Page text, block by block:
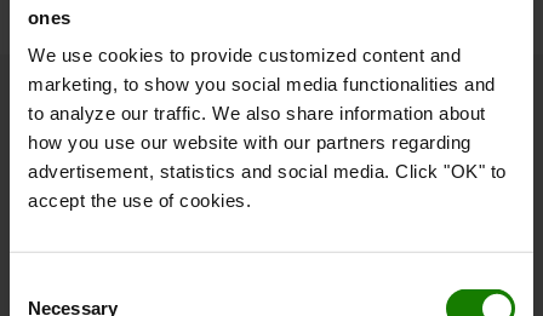
ones
We use cookies to provide customized content and
marketing, to show you social media functionalities and
to analyze our traffic. We also share information about
how you use our website with our partners regarding
advertisement, statistics and social media. Click "OK" to
accept the use of cookies.
Necessary
Om Toyota
Hvem er vi